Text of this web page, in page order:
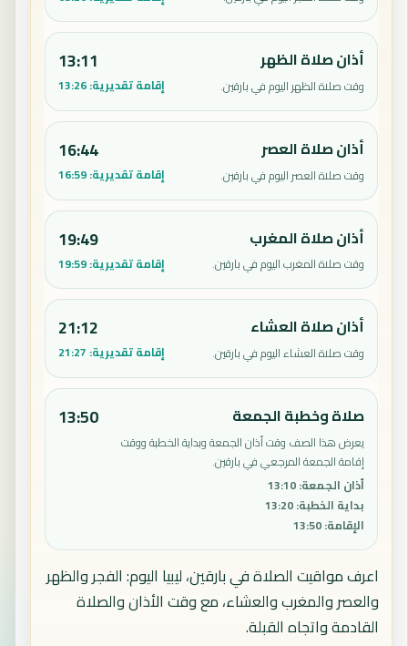
أذان صلاة الظهر
وقت صلاة الظهر اليوم في بارقين.
13:11
إقامة تقديرية:13:26
أذان صلاة العصر
وقت صلاة العصر اليوم في بارقين.
16:44
إقامة تقديرية:16:59
أذان صلاة المغرب
وقت صلاة المغرب اليوم في بارقين.
19:49
إقامة تقديرية:19:59
أذان صلاة العشاء
وقت صلاة العشاء اليوم في بارقين.
21:12
إقامة تقديرية: 21:27
صلاة وخطبة الجمعة
يعرض هذا الصف وقت أذان الجمعة وبداية الخطبة ووقت
إقامة الجمعة المرجعي في بارقين.
أذان الجمعة:
13:10
بداية الخطبة:
13:20
الإقامة:
13:50
13:50
اعرف مواقيت الصلاة في بارقين، ليبيا اليوم: الفجر والظهر
والعصر والمغرب والعشاء، مع وقت الأذان والصلاة
القادمة واتجاه القبلة.